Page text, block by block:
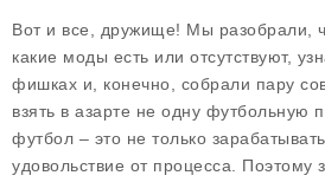
Вот и все, дружище! Мы разобрали,
какие моды есть или отсутствуют,
фишках и, конечно, собрали пару
взять в азарте не одну футбольную
футбол – это не только
удовольствие от процесса. Поэтому